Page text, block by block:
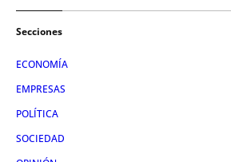
Secciones
ECONOMÍA
EMPRESAS
POLÍTICA
SOCIEDAD